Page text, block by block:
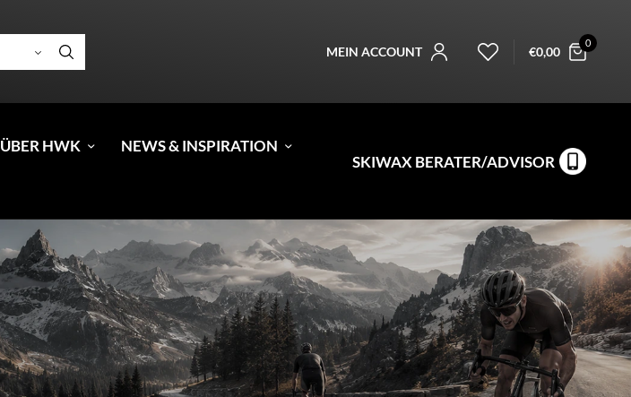
MEIN ACCOUNT €0,00
0
ÜBER HWK
NEWS & INSPIRATION
SKIWAX BERATER/ADVISOR